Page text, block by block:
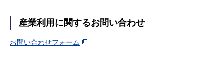
産業利用に関するお問い合わせ
お問い合わせフォーム